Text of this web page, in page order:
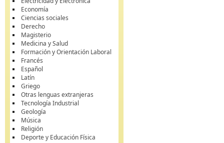
Economía
Ciencias sociales
Derecho
Magisterio
Medicina y Salud
Formación y Orientación Laboral
Francés
Español
Latín
Griego
Otras lenguas extranjeras
Tecnología Industrial
Geología
Música
Religión
Deporte y Educación Física